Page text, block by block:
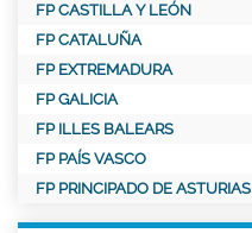
FP CASTILLA Y LEÓN
FP CATALUÑA
FP EXTREMADURA
FP GALICIA
FP ILLES BALEARS
FP PAÍS VASCO
FP PRINCIPADO DE ASTURIAS